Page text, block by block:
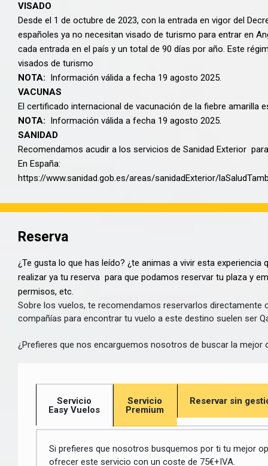
VISADO
Desde el 1 de octubre de 2023, con la entrada en vigor del
españoles ya no necesitan visado de turismo para entrar en
cada entrada en el país y un total de 90 días por año. Este
visados de turismo
NOTA: Información válida a fecha 19 agosto 2025.
VACUNAS
El certificado internacional de vacunación de la fiebre amarilla
NOTA: Información válida a fecha 19 agosto 2025.
SANIDAD
Recomendamos acudir a los servicios de Sanidad Exterior
En España:
https://www.sanidad.gob.es/areas/sanidadExterior/
Reserva
¿Te gusta lo que has leído? ¿te animas a vivir esta
realizar ya tu reserva para que podamos reservar tu plaza y
permisos, etc.
Sobre los vuelos, te recomendamos reservarlos directamente
compañías para encontrar tu vuelo a este destino suelen ser
¿Prefieres que nos encarguemos nosotros de buscar la
Servicio
Easy Vuelos
Servicio
Premium
Reservar sin
Si prefieres que nosotros busquemos por ti tu mejor
ofrecer este servicio con un coste de 75€+IVA.